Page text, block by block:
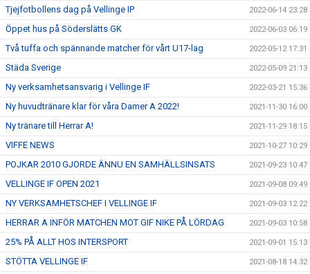
Tjejfotbollens dag på Vellinge IP 2022-06-14 23:28
Öppet hus på Söderslätts GK 2022-06-03 06:19
Två tuffa och spännande matcher för vårt U17-lag 2022-05-12 17:31
Städa Sverige 2022-05-09 21:13
Ny verksamhetsansvarig i Vellinge IF 2022-03-21 15:36
Ny huvudtränare klar för våra Damer A 2022! 2021-11-30 16:00
Ny tränare till Herrar A! 2021-11-29 18:15
VIFFE NEWS 2021-10-27 10:29
POJKAR 2010 GJORDE ÄNNU EN SAMHÄLLSINSATS 2021-09-23 10:47
VELLINGE IF OPEN 2021 2021-09-08 09:49
NY VERKSAMHETSCHEF I VELLINGE IF 2021-09-03 12:22
HERRAR A INFÖR MATCHEN MOT GIF NIKE PÅ LÖRDAG 2021-09-03 10:58
25% PÅ ALLT HOS INTERSPORT 2021-09-01 15:13
STÖTTA VELLINGE IF 2021-08-18 14:32